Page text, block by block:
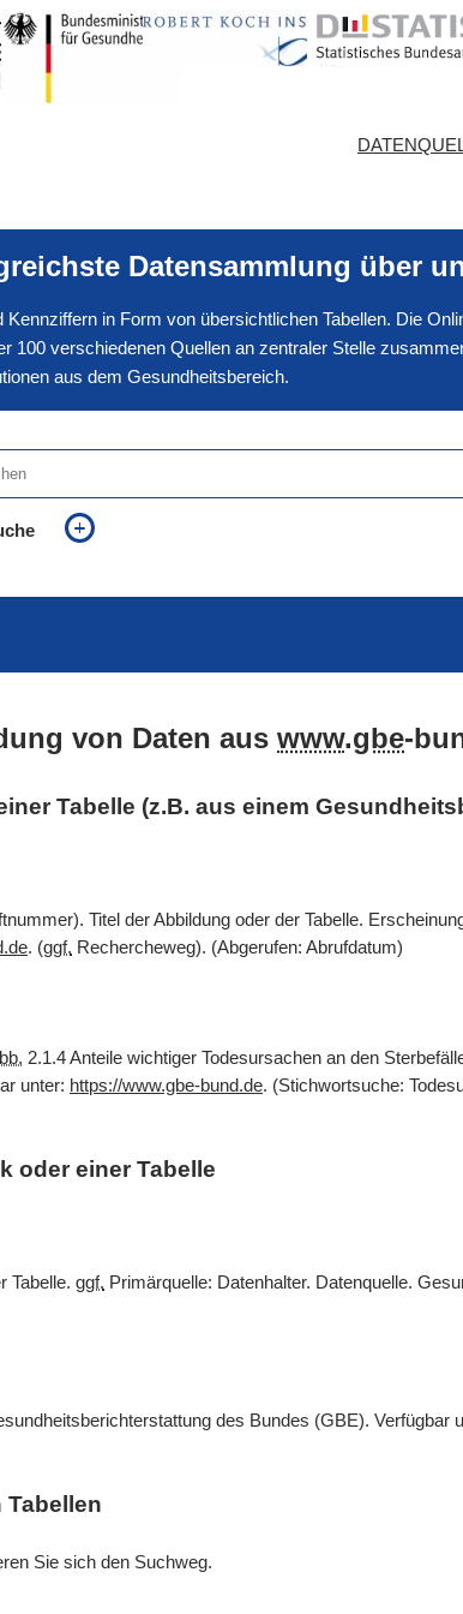
Datensammlung über
in Form von übersichtlichen Tabellen. Die
100 verschiedenen Quellen an zentraler Stelle
aus dem Gesundheitsbereich.
von Daten aus www.gbe-
Tabelle (z.B. aus einem
Titel der Abbildung oder der Tabelle.
. (ggf. Rechercheweg). (Abgerufen: Abrufdatum)
2.1.4 Anteile wichtiger Todesursachen an den
unter: https://www.gbe-bund.de. (Stichwortsuche:
oder einer Tabelle
Tabelle. ggf. Primärquelle: Datenhalter. Datenquelle.
des Bundes (GBE). Verfügbar
Sie sich den Suchweg.